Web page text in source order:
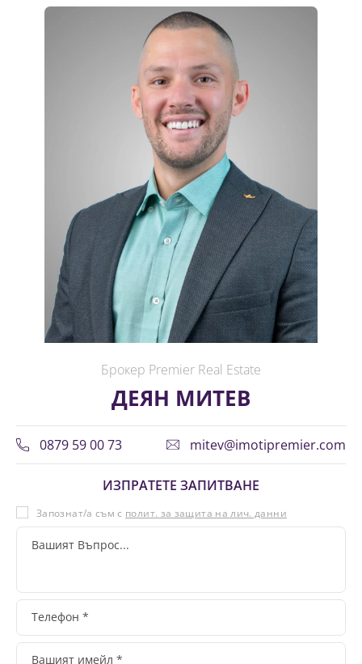
Брокер Premier Real Estate
ДЕЯН МИТЕВ
0879 59 00 73 mitev@imotipremier.com
ИЗПРАТЕТЕ ЗАПИТВАНЕ
Запознат/а съм с полит. за защита на лич. данни